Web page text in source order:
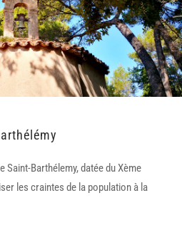
Saint-Barthélemy, datée du Xème
les craintes de la population à la